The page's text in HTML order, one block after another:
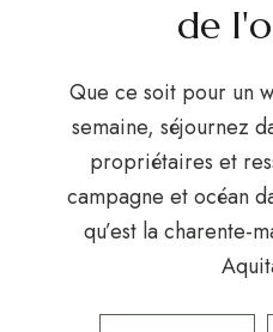
de
Que ce soit pour un
semaine, séjournez
propriétaires et
campagne et océan
qu’est la charente-